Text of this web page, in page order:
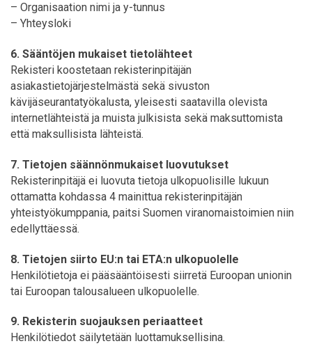
– Organisaation nimi ja y-tunnus
– Yhteysloki
6. Sääntöjen mukaiset tietolähteet
Rekisteri koostetaan rekisterinpitäjän
asiakastietojärjestelmästä sekä sivuston
kävijäseurantatyökalusta, yleisesti saatavilla olevista
internetlähteistä ja muista julkisista sekä maksuttomista
että maksullisista lähteistä.
7. Tietojen säännönmukaiset luovutukset
Rekisterinpitäjä ei luovuta tietoja ulkopuolisille lukuun
ottamatta kohdassa 4 mainittua rekisterinpitäjän
yhteistyökumppania, paitsi Suomen viranomaistoimien niin
edellyttäessä.
8. Tietojen siirto EU:n tai ETA:n ulkopuolelle
Henkilötietoja ei pääsääntöisesti siirretä Euroopan unionin
tai Euroopan talousalueen ulkopuolelle.
9. Rekisterin suojauksen periaatteet
Henkilötiedot säilytetään luottamuksellisina.